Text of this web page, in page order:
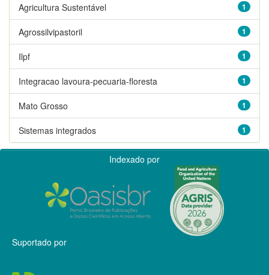
1
Agricultura Sustentável
1
Agrossilvipastoril
1
Ilpf
1
Integracao lavoura-pecuaria-floresta
1
Mato Grosso
1
Sistemas integrados
Indexado por
Suportado por